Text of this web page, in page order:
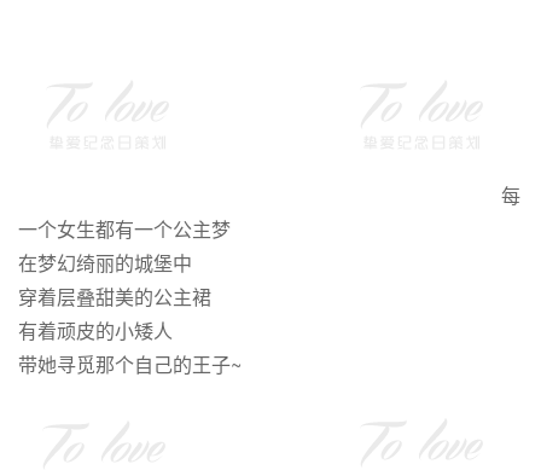
每
一个女生都有一个公主梦
在梦幻绮丽的城堡中
穿着层叠甜美的公主裙
有着顽皮的小矮人
带她寻觅那个自己的王子~